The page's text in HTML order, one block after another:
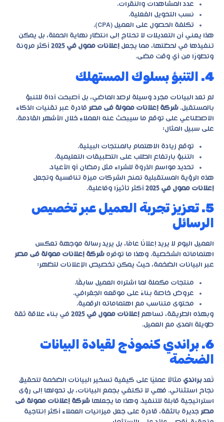
عدد المشاهدات والنقرات.
نسب التحويل الفعلية.
تكلفة الحصول على العميل (CPA).
هذا يعني أن التعديلات لا تحتاج إلى انتظار نهاية الحملة، بل يمكن
تنفيذها في لحظتها، مما يجعل إعلانات ممول في 2025
أكثر مرونة
وتطورًا من أي وقت مضى.
4. التنبؤ بسلوك المستهلك
لم تعد البيانات مجرد وسيلة لرصد الماضي، بل أصبحت أداة للتنبؤ
بالمستقبل. شركة إعلانات ممولة فى مصر قادرة عبر تقنيات الذكاء
الاصطناعي على توقع ما سيبحث عنه العملاء خلال الأشهر القادمة.
على سبيل المثال:
توقع زيادة الاهتمام بالمنتجات البيئية.
التنبؤ بارتفاع الطلب على التطبيقات التعليمية.
تحديد مواسم الذروة للشراء مثل رمضان أو الأعياد.
هذه الرؤية المستقبلية تمنح الشركات ميزة تنافسية وتجعل
إعلانات ممول في 2025
أكثر تأثيرًا وفاعلية.
5. تعزيز تجربة العميل عبر تخصيص
الرسائل
العميل اليوم لا يريد إعلانًا عامًا، بل يريد رسالة موجهة تعكس
اهتماماته الشخصية. وهذا ما توفره شركة إعلانات ممولة فى مصر
عبر البيانات الضخمة، حيث يمكن تخصيص الإعلانات لتظهر:
منتجات مكملة لما اشتراه العميل سابقًا.
عروض خاصة بناءً على موقعه الجغرافي.
محتوى متناسب مع اهتماماته الرقمية.
وبهذه الطريقة، تساهم إعلانات ممول في 2025
في بناء علاقة ثقة
طويلة المدى مع العميل.
6. براندي كنموذج لقيادة البيانات
الضخمة
تُعد براندي مثالًا عمليًا على كيفية تسخير البيانات الضخمة لتحقيق
نجاح استثنائي. فهي لا تكتفي بجمع البيانات، بل تحولها إلى رؤى
استراتيجية قابلة للتنفيذ. وهذا ما يجعلها شركة إعلانات ممولة فى
مصر جديرة بالثقة، قادرة على جعل ميزانيات العملاء أكثر إنتاجية